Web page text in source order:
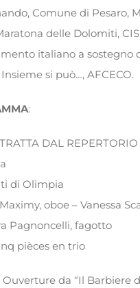
Comune di Pesaro,
delle Dolomiti,
italiano a sostegno
si può…, AFCECO.
:
DAL
di Olimpia
oboe – Vanessa
Pagnoncelli, fagotto
pièces en trio
Ouverture da “Il Barbiere